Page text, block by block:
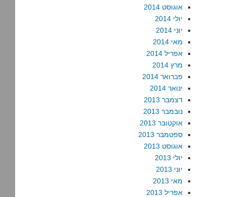
אוגוסט 2014
יולי 2014
יוני 2014
מאי 2014
אפריל 2014
מרץ 2014
פברואר 2014
ינואר 2014
דצמבר 2013
נובמבר 2013
אוקטובר 2013
ספטמבר 2013
אוגוסט 2013
יולי 2013
יוני 2013
מאי 2013
אפריל 2013